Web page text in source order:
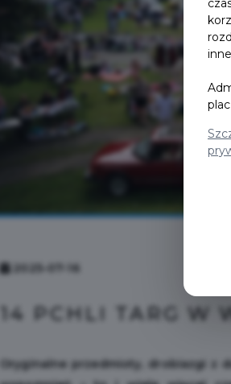
2025-07-16
14 PCHLI TARG W
Oryginalne przedmioty, drobiazgi z